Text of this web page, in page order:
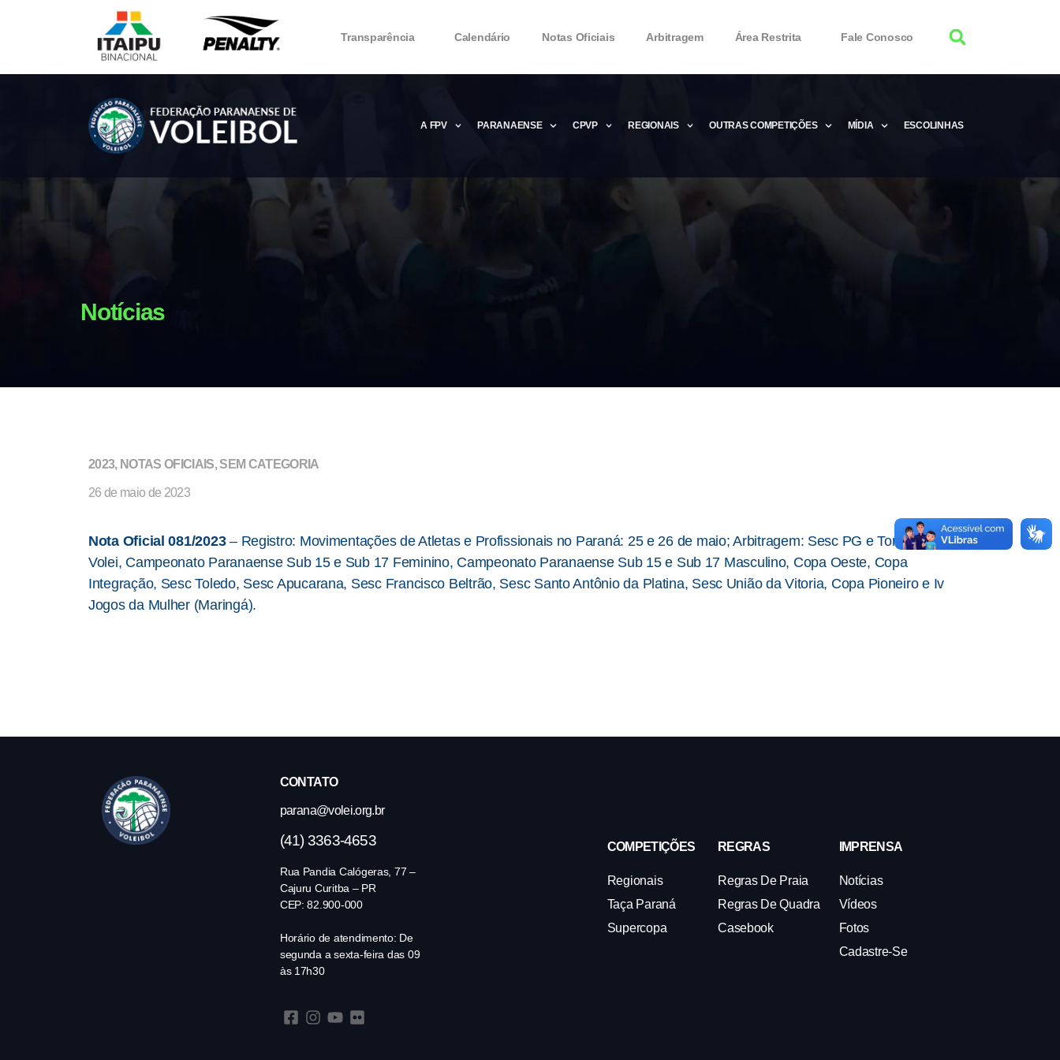
Transparência Calendário Notas Oficiais Arbitragem Área Restrita Fale Conosco
A FPV
Microsoft Office 2016 Product Key 2020 – Free Product Keys
PARANAENSE CPVP REGIONAIS OUTRAS COMPETIÇÕES MÍDIA ESCOLINHAS
Notícias
2023, NOTAS OFICIAIS,SEM CATEGORIA
26 de maio de 2023
Nota Oficial 081/2023– Registro: Movimentações de Atletas e Profissionais no Paraná: 25 e 26 de maio; Arbitragem: Sesc PG e Torneio Cidade
Volei, Campeonato Paranaense Sub 15 e Sub 17 Feminino, Campeonato Paranaense Sub 15 e Sub 17 Masculino, Copa Oeste, Copa
Integração, Sesc Toledo, Sesc Apucarana, Sesc Francisco Beltrão, Sesc Santo Antônio da Platina, Sesc União da Vitoria, Copa Pioneiro e Iv
Jogos da Mulher (Maringá).
CONTATO
parana@volei.org.br
(41) 3363-4653
Rua Pandia Calógeras, 77 –
Cajuru Curitba – PR
CEP: 82.900-000
Horário de atendimento: De
segunda a sexta-feira das 09
às 17h30
COMPETIÇÕES
Regionais
Taça Paraná
Supercopa
REGRAS
Regras De Praia
Regras De Quadra
Casebook
IMPRENSA
Notícias
Vídeos
Fotos
Cadastre-Se